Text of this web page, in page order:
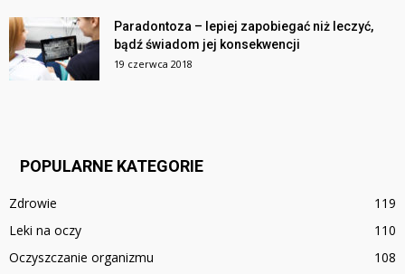
Paradontoza – lepiej zapobiegać niż leczyć,
bądź świadom jej konsekwencji
19 czerwca 2018
POPULARNE KATEGORIE
Zdrowie
119
Leki na oczy
110
Oczyszczanie organizmu
108